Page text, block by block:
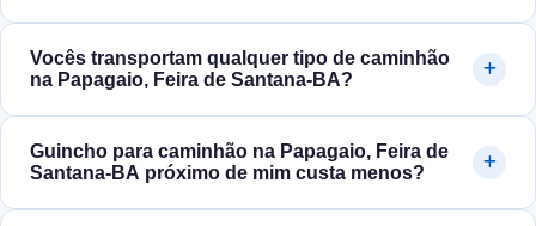
Vocês transportam qualquer tipo de caminhão
na Papagaio, Feira de Santana‑BA?
Guincho para caminhão na Papagaio, Feira de
Santana‑BA próximo de mim custa menos?